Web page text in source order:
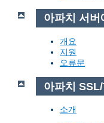
아파치 서버
개요
지원
오류문
아파치
소개